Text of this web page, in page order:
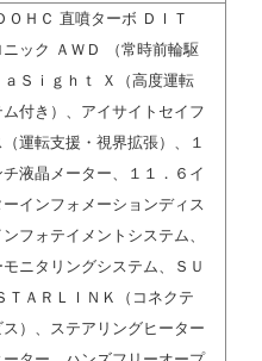
ＯＨＣ 直噴ターボ ＤＩＴ
ニック ＡＷＤ （常時前輪駆
Ｓｉｇｈｔ Ｘ（高度運転
付き）、アイサイトセイフ
運転支援・視界拡張）、１
チ液晶メーター、１１．６イ
インフォメーションディス
フォテイメントシステム、
モニタリングシステム、ＳＵ
ＴＡＲＬＩＮＫ（コネクテ
ス）、ステアリングヒーター